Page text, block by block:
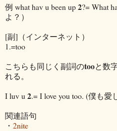
例 what hav u been up2?= What
よ？）
[副]（インターネット）
1.=too
こちらも同じく副詞のtooと数
れる。
I luv u 2.= I love you too. (僕も愛
関連語句
・ 2nite